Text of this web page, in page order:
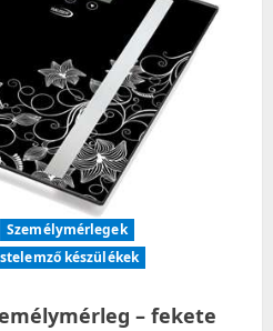
Személymérlegek
készülékek
– fekete